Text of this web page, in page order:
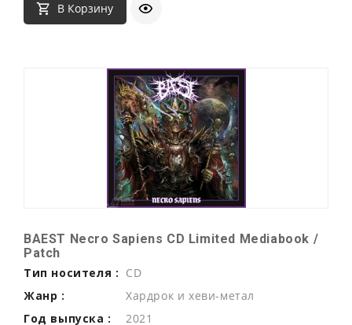
В Корзину
BAEST Necro Sapiens CD Limited Mediabook /
Patch
Тип носителя : CD
Жанр :
Хардрок и хеви-метал
Год выпуска :
2021